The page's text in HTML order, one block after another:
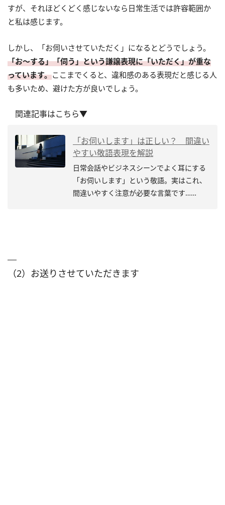
すが、それほどくどく感じないなら日常生活では許容範囲か
と私は感じます。
しかし、「お伺いさせていただく」になるとどうでしょう。
「お〜する」「伺う」という謙譲表現に「いただく」が重な
っています。ここまでくると、違和感のある表現だと感じる人
も多いため、避けた方が良いでしょう。
関連記事はこちら▼
「お伺いします」は正しい？ 間違い
やすい敬語表現を解説
日常会話やビジネスシーンでよく耳にする
「お伺いします」という敬語。実はこれ、
間違いやすく注意が必要な言葉です……
（2）お送りさせていただきます